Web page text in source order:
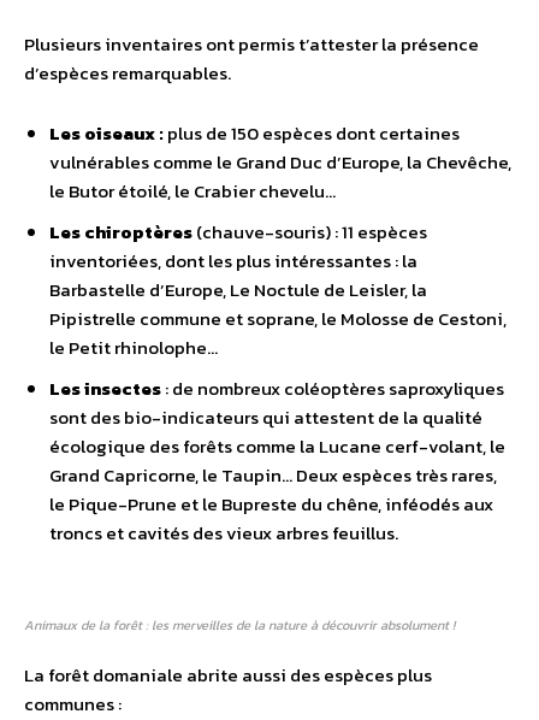
Plusieurs inventaires ont permis t’attester la présence
d’espèces remarquables.
Les oiseaux :plus de 150 espèces dont certaines
vulnérables comme le Grand Duc d’Europe, la Chevêche,
le Butor étoilé, le Crabier chevelu…
Les chiroptères(chauve-souris) : 11 espèces
inventoriées, dont les plus intéressantes : la
Barbastelle d’Europe, Le Noctule de Leisler, la
Pipistrelle commune et soprane, le Molosse de Cestoni,
le Petit rhinolophe…
Les insectes: de nombreux coléoptères saproxyliques
sont des bio-indicateurs qui attestent de la qualité
écologique des forêts comme la Lucane cerf-volant, le
Grand Capricorne, le Taupin… Deux espèces très rares,
le Pique-Prune et le Bupreste du chêne, inféodés aux
troncs et cavités des vieux arbres feuillus.
Animaux de la forêt : les merveilles de la nature à découvrir absolument !
La forêt domaniale abrite aussi des espèces plus
communes :